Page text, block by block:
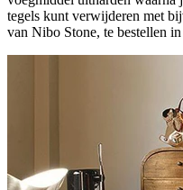
tegels kunt verwijderen met
van Nibo Stone, te bestellen